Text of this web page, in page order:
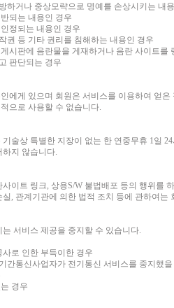
하거나 중상모략으로 명예를 손상시키는 내
되는 내용인 경우
정되는 내용인 경우
권 등 기타 권리를 침해하는 내용인 경우
시판에 음란물을 게재하거나 음란 사이트를
판단되는 경우
에게 있으며 회원은 서비스를 이용하여 얻은
으로 사용할 수 없습니다.
술상 특별한 지장이 없는 한 연중무휴 1일
지 않습니다.
이트 링크, 상용S/W 불법배포 등의 행위를
, 관계기관에 의한 법적 조치 등에 관하여는
서비스 제공을 중지할 수 있습니다.
로 인한 부득이한 경우
간통신사업자가 전기통신 서비스를 중지했을
경우